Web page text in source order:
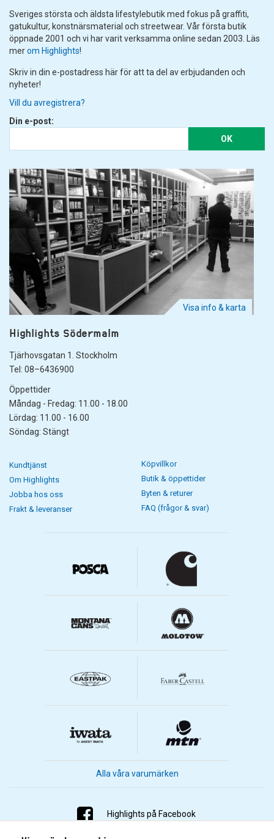
Sveriges största och äldsta lifestylebutik med fokus på graffiti,
gatukultur, konstnärsmaterial och streetwear. Vår första butik
öppnade 2001 och vi har varit verksamma online sedan 2003. Läs
merom Highlights!
Skriv in din e-postadress här för att ta del av erbjudanden och
nyheter!
Vill du avregistrera?
Din e-post:
OK
Visa info & karta
Highlights Södermalm
Tjärhovsgatan 1. Stockholm
Tel: 08–6436900
Öppettider
Måndag - Fredag: 11.00 - 18.00
Lördag: 11.00 - 16.00
Söndag: Stängt
Kundtjänst
Om Highlights
Jobba hos oss
Frakt & leveranser
Köpvillkor
Butik & öppettider
Byten & returer
FAQ (frågor & svar)
Alla våra varumärken
Highlights på Facebook